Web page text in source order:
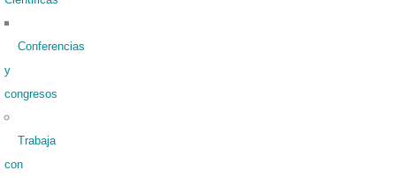
Conferencias
y
congresos
Trabaja
con